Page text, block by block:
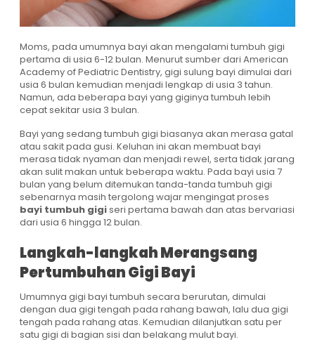
Moms, pada umumnya bayi akan mengalami tumbuh gigi
pertama di usia 6-12 bulan. Menurut sumber dari American
Academy of Pediatric Dentistry, gigi sulung bayi dimulai dari
usia 6 bulan kemudian menjadi lengkap di usia 3 tahun.
Namun, ada beberapa bayi yang giginya tumbuh lebih
cepat sekitar usia 3 bulan.
Bayi yang sedang tumbuh gigi biasanya akan merasa gatal
atau sakit pada gusi. Keluhan ini akan membuat bayi
merasa tidak nyaman dan menjadi rewel, serta tidak jarang
akan sulit makan untuk beberapa waktu. Pada bayi usia 7
bulan yang belum ditemukan tanda-tanda tumbuh gigi
sebenarnya masih tergolong wajar mengingat proses
bayi tumbuh gigiseri pertama bawah dan atas bervariasi
dari usia 6 hingga 12 bulan.
Langkah-langkah Merangsang
Pertumbuhan Gigi Bayi
Umumnya gigi bayi tumbuh secara berurutan, dimulai
dengan dua gigi tengah pada rahang bawah, lalu dua gigi
tengah pada rahang atas. Kemudian dilanjutkan satu per
satu gigi di bagian sisi dan belakang mulut bayi.